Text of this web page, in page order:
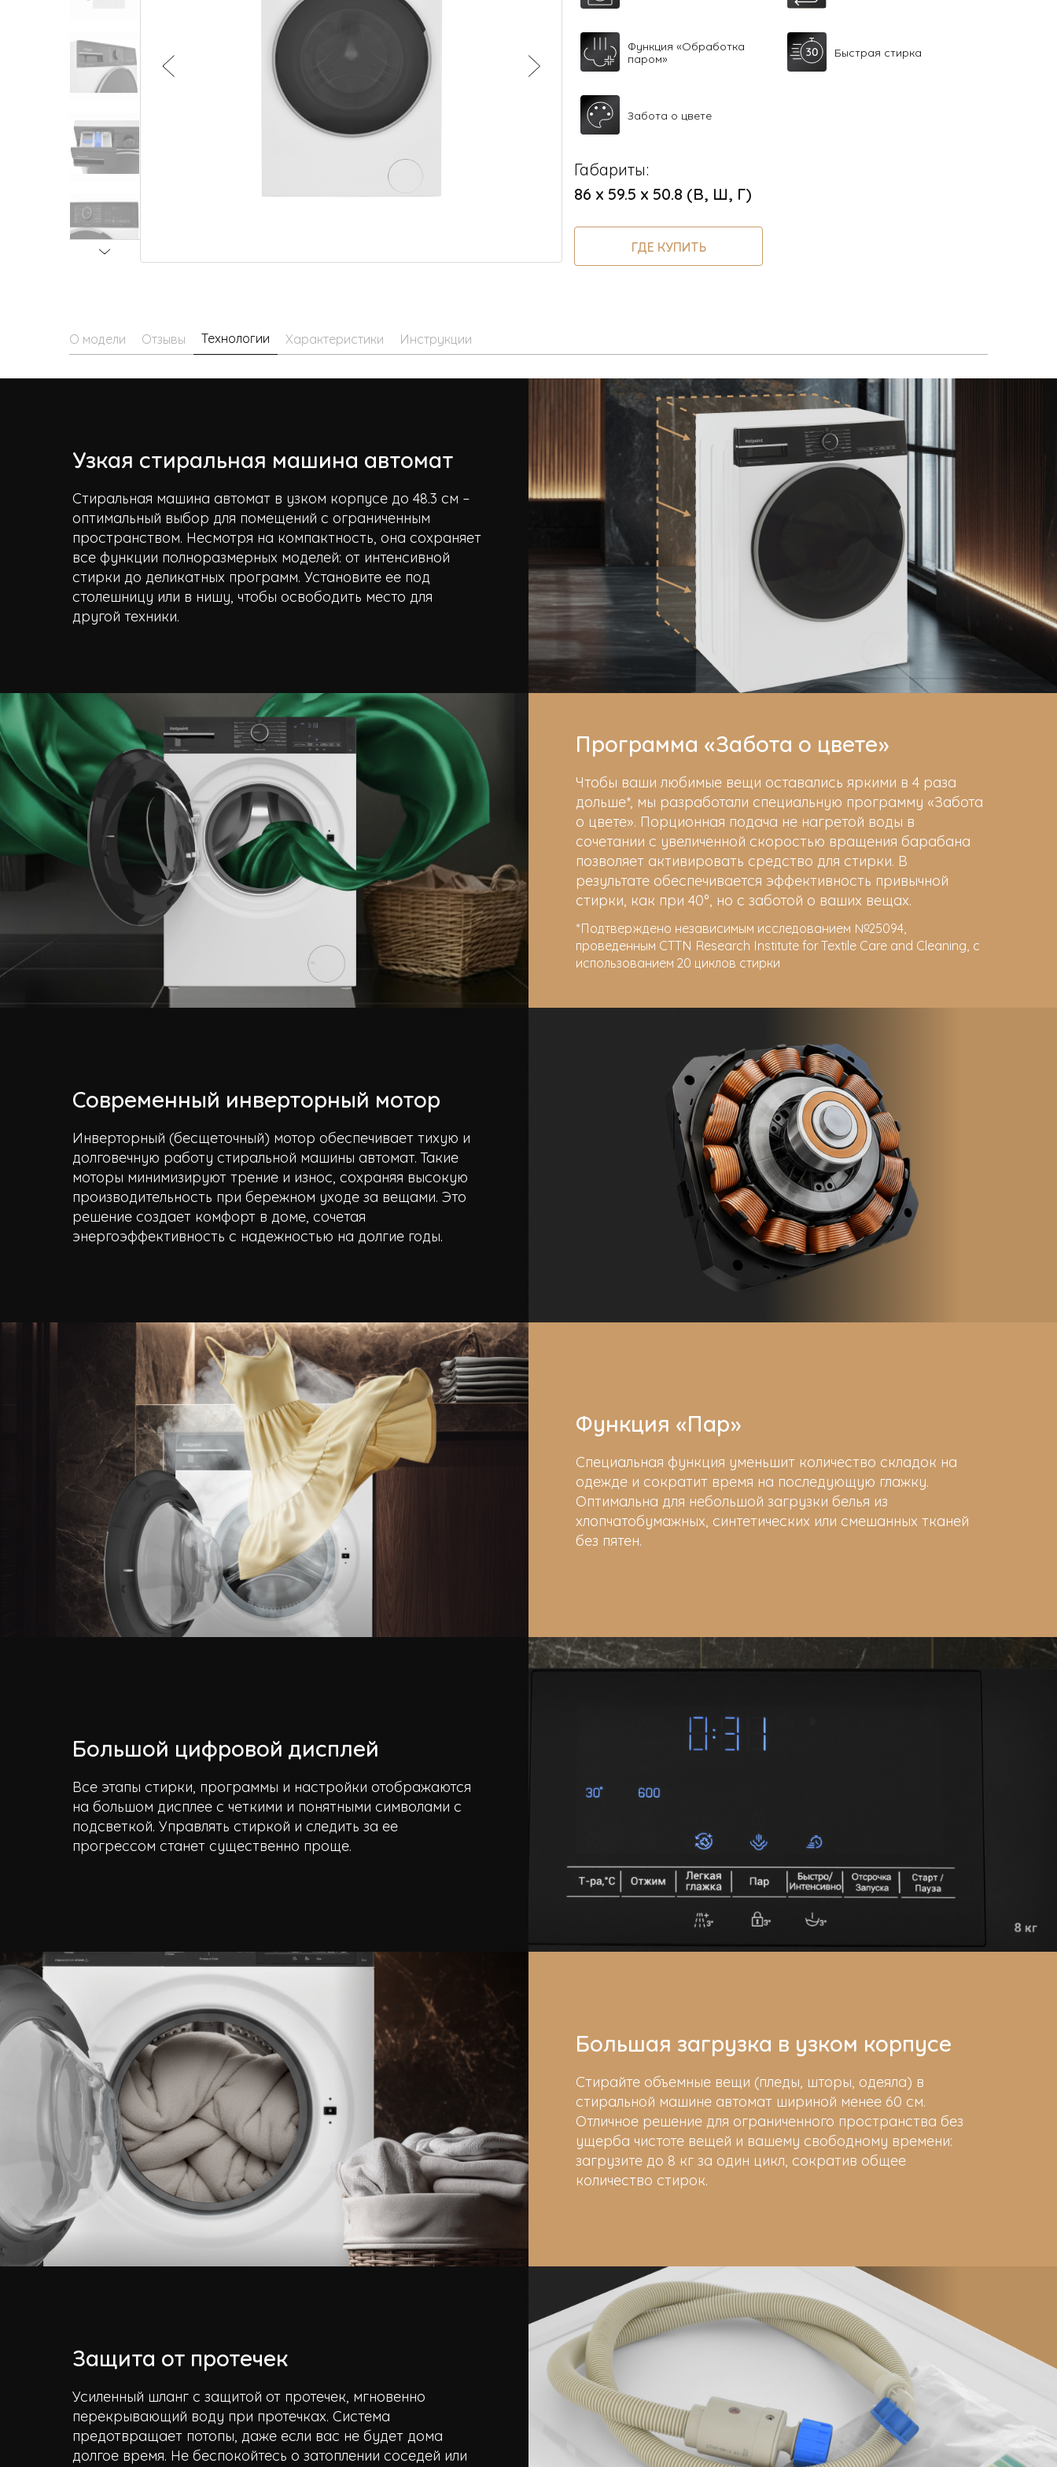
Функция «Обработка
паром» Быстрая стирка
Забота о цвете
Габариты:
86 х 59.5 х 50.8 (В, Ш, Г)
ГДЕ КУПИТЬ
О модели Отзывы Технологии Характеристики Инструкции
Узкая стиральная машина автомат
Стиральная машина автомат в узком корпусе до 48.3 см –
оптимальный выбор для помещений с ограниченным
пространством. Несмотря на компактность, она сохраняет
все функции полноразмерных моделей: от интенсивной
стирки до деликатных программ. Установите ее под
столешницу или в нишу, чтобы освободить место для
другой техники.
Программа «Забота о цвете»
Чтобы ваши любимые вещи оставались яркими в 4 раза
дольше*, мы разработали специальную программу «Забота
о цвете». Порционная подача не нагретой воды в
сочетании с увеличенной скоростью вращения барабана
позволяет активировать средство для стирки. В
результате обеспечивается эффективность привычной
стирки, как при 40°, но с заботой о ваших вещах.
*Подтверждено независимым исследованием №25094,
проведенным CTTN Research Institute for Textile Care and Cleaning, с
использованием 20 циклов стирки
Современный инверторный мотор
Инверторный (бесщеточный) мотор обеспечивает тихую и
долговечную работу стиральной машины автомат. Такие
моторы минимизируют трение и износ, сохраняя высокую
производительность при бережном уходе за вещами. Это
решение создает комфорт в доме, сочетая
энергоэффективность с надежностью на долгие годы.
Функция «Пар»
Специальная функция уменьшит количество складок на
одежде и сократит время на последующую глажку.
Оптимальна для небольшой загрузки белья из
хлопчатобумажных, синтетических или смешанных тканей
без пятен.
Большой цифровой дисплей
Все этапы стирки, программы и настройки отображаются
на большом дисплее с четкими и понятными символами с
подсветкой. Управлять стиркой и следить за ее
прогрессом станет существенно проще.
Большая загрузка в узком корпусе
Стирайте объемные вещи (пледы, шторы, одеяла) в
стиральной машине автомат шириной менее 60 см.
Отличное решение для ограниченного пространства без
ущерба чистоте вещей и вашему свободному времени:
загрузите до 8 кг за один цикл, сократив общее
количество стирок.
Защита от протечек
Усиленный шланг с защитой от протечек, мгновенно
перекрывающий воду при протечках. Система
предотвращает потопы, даже если вас не будет дома
долгое время. Не беспокойтесь о затоплении соседей или